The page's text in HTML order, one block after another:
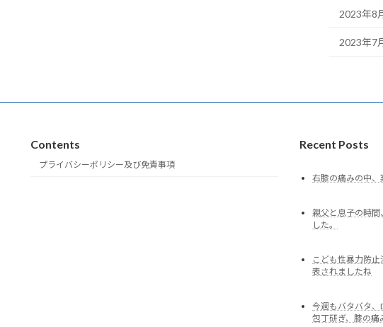
2023年8
2023年7
Contents
プライバシーポリシー及び免責事項
Recent Posts
右膝の痛みの中、
親父と息子の時
した。
こども性暴力防
表されましたね
今週もバタバタ、
包丁研ぎ、膝の痛